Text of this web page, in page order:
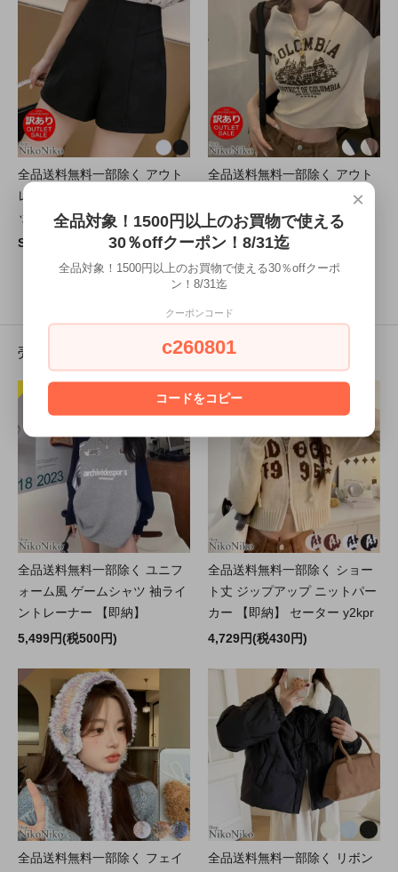
全品送料無料一部除く アウト
レット 訳あり ハイウエスト タ
ックショートパンツ ma
SOLD OUT
全品送料無料一部除く アウト
レット 訳あり チビTシャツ ク
ロップド丈 ラグラン ma
1,000円(税91円)
売れ筋商品
全品送料無料一部除く ユニフ
ォーム風 ゲームシャツ 袖ライ
ントレーナー 【即納】
5,499円(税500円)
全品送料無料一部除く ショー
ト丈 ジップアップ ニットパー
カー 【即納】 セーター y2kpr
4,729円(税430円)
全品送料無料一部除く フェイ
全品送料無料一部除く リボン
×
全品対象！1500円以上のお買物で使える
30％offクーポン！8/31迄
全品対象！1500円以上のお買物で使える30％offクーポ
ン！8/31迄
クーポンコード
c260801
コードをコピー